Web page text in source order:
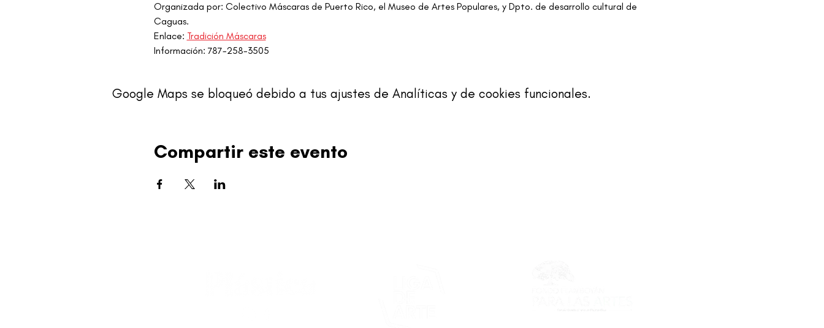
Organizada por: Colectivo Máscaras de Puerto Rico, el Museo de Artes Populares, y Dpto. de desarrollo cultural de
Caguas.
Enlace: Tradición Máscaras
Información: 787-258-3505
Google Maps se bloqueó debido a tus ajustes de Analíticas y de cookies funcionales.
Compartir este evento